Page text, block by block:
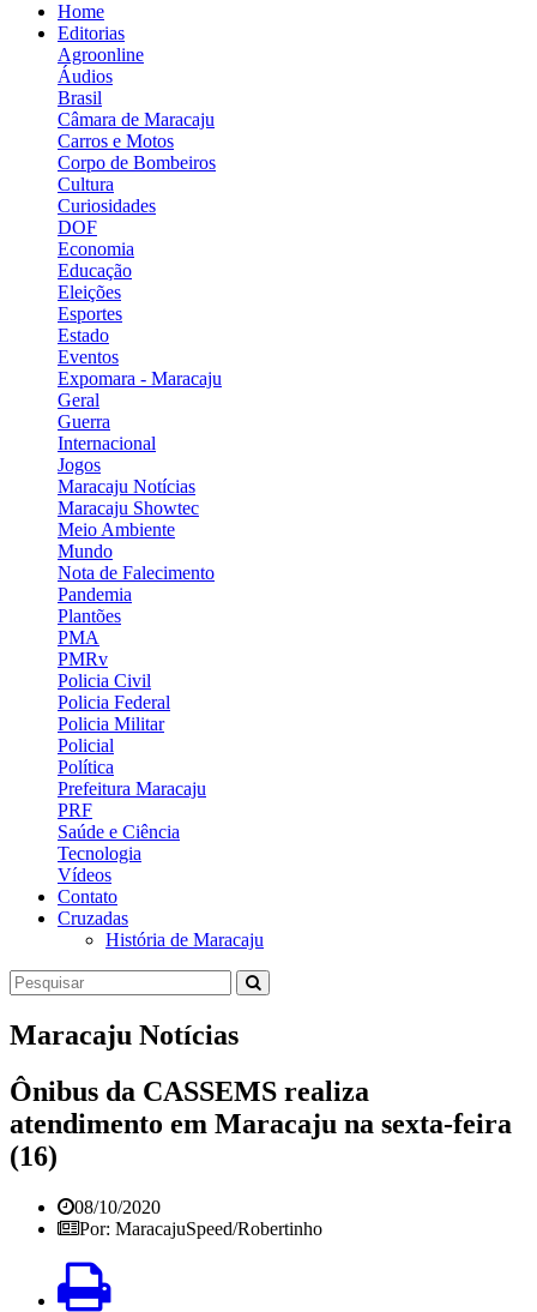
Home
Editorias
Agroonline
Áudios
Brasil
Câmara de Maracaju
Carros e Motos
Corpo de Bombeiros
Cultura
Curiosidades
DOF
Economia
Educação
Eleições
Esportes
Estado
Eventos
Expomara - Maracaju
Geral
Guerra
Internacional
Jogos
Maracaju Notícias
Maracaju Showtec
Meio Ambiente
Mundo
Nota de Falecimento
Pandemia
Plantões
PMA
PMRv
Policia Civil
Policia Federal
Policia Militar
Policial
Política
Prefeitura Maracaju
PRF
Saúde e Ciência
Tecnologia
Vídeos
Contato
Cruzadas
História de Maracaju
Maracaju Notícias
Ônibus da CASSEMS realiza
atendimento em Maracaju na sexta-feira
(16)
08/10/2020
Por: MaracajuSpeed/Robertinho